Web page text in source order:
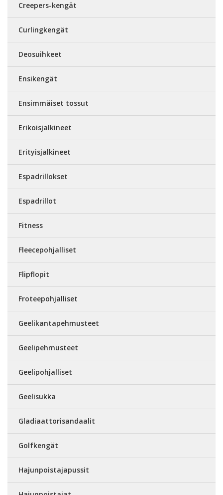
Creepers-kengät
Curlingkengät
Deosuihkeet
Ensikengät
Ensimmäiset tossut
Erikoisjalkineet
Erityisjalkineet
Espadrillokset
Espadrillot
Fitness
Fleecepohjalliset
Flipflopit
Froteepohjalliset
Geelikantapehmusteet
Geelipehmusteet
Geelipohjalliset
Geelisukka
Gladiaattorisandaalit
Golfkengät
Hajunpoistajapussit